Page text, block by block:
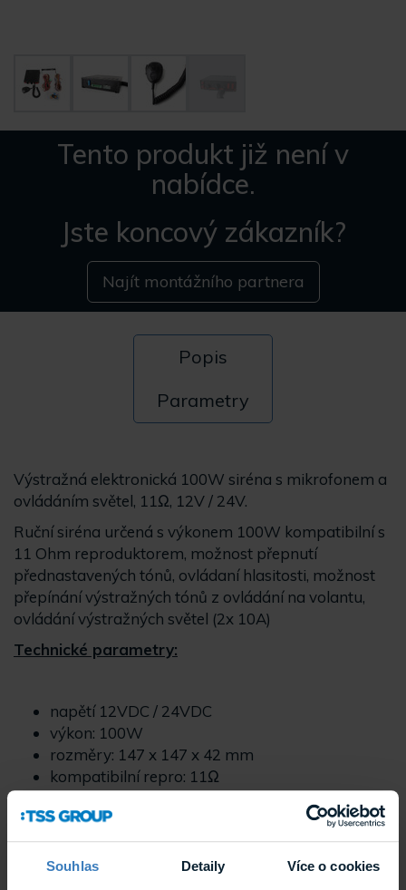
Souhlas Detaily Více o cookies
Tento produkt již není v
nabídce.
Jste koncový zákazník?
Najít montážního partnera
Popis
Parametry
Výstražná elektronická 100W siréna s mikrofonem a
ovládáním světel, 11Ω, 12V / 24V.
Ruční siréna určená s výkonem 100W kompatibilní s
11 Ohm reproduktorem, možnost přepnutí
přednastavených tónů, ovládaní hlasitosti, možnost
přepínání výstražných tónů z ovládání na volantu,
ovládání výstražných světel (2x 10A)
Technické parametry:
napětí 12VDC / 24VDC
výkon: 100W
rozměry: 147 x 147 x 42 mm
kompatibilní repro: 11Ω
Horn
Wail
Yelp